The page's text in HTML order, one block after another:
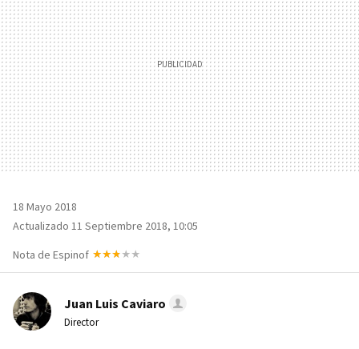
18 Mayo 2018
Actualizado 11 Septiembre 2018, 10:05
Nota de Espinof
Juan Luis Caviaro
Director